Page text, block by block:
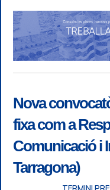
Nova
fixa com a
Comunicació i
Tarragona)